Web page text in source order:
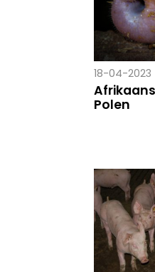
18-04-2023
Polen